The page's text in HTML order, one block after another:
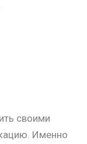
своими
Именно